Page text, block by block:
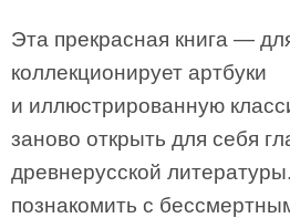
Эта прекрасная книга —
коллекционирует артбуки
и иллюстрированную
заново открыть для себя
древнерусской
познакомить с